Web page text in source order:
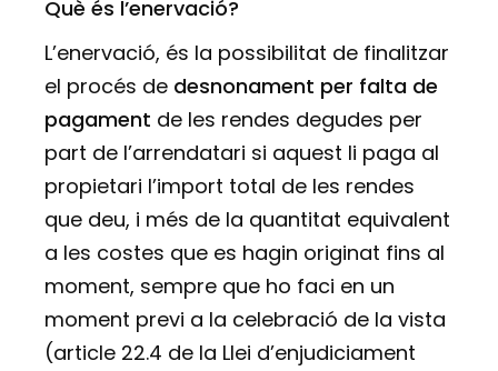
Què és l’enervació?
L’enervació, és la possibilitat de finalitzar
el procés de desnonament per falta de
pagament de les rendes degudes per
part de l’arrendatari si aquest li paga al
propietari l’import total de les rendes
que deu, i més de la quantitat equivalent
a les costes que es hagin originat fins al
moment, sempre que ho faci en un
moment previ a la celebració de la vista
(article 22.4 de la Llei d’enjudiciament